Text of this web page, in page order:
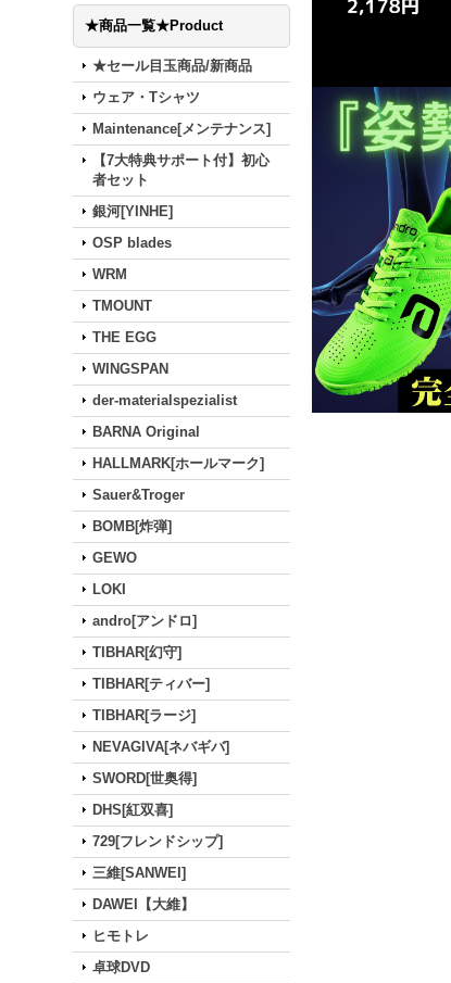
★商品一覧★Product
★セール目玉商品/新商品
ウェア・Tシャツ
Maintenance[メンテナンス]
【7大特典サポート付】初心
者セット
銀河[YINHE]
OSP blades
WRM
TMOUNT
THE EGG
WINGSPAN
der-materialspezialist
BARNA Original
HALLMARK[ホールマーク]
Sauer&Troger
BOMB[炸弾]
GEWO
LOKI
andro[アンドロ]
TIBHAR[幻守]
TIBHAR[ティバー]
TIBHAR[ラージ]
NEVAGIVA[ネバギバ]
SWORD[世奥得]
DHS[紅双喜]
729[フレンドシップ]
三維[SANWEI]
DAWEI【大維】
ヒモトレ
卓球DVD